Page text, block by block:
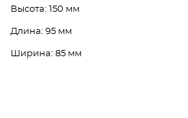
Высота: 150 мм
Длина: 95 мм
Ширина: 85 мм